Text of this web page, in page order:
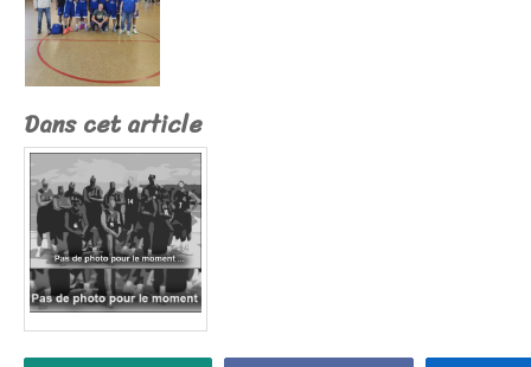
Dans cet article